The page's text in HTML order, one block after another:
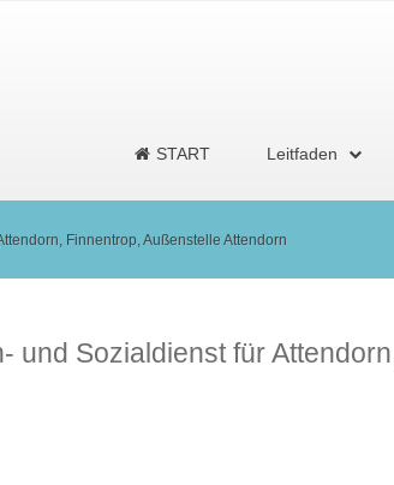
START Leitfaden
Finnentrop, Außenstelle Attendorn
Sozialdienst für